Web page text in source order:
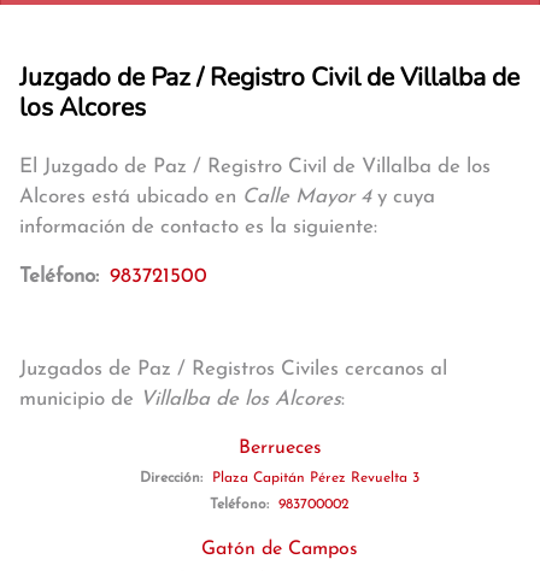
Juzgado de Paz / Registro Civil de Villalba de
los Alcores
El Juzgado de Paz / Registro Civil de Villalba de los
Alcores está ubicado en Calle Mayor 4y cuya
información de contacto es la siguiente:
Teléfono: 983721500
Juzgados de Paz / Registros Civiles cercanos al
municipio de Villalba de los Alcores:
Berrueces
Dirección:
Plaza Capitán Pérez Revuelta 3
Teléfono:
983700002
Gatón de Campos